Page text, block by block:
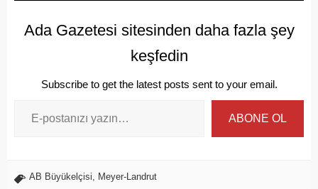
Ada Gazetesi sitesinden daha fazla şey
keşfedin
Subscribe to get the latest posts sent to your email.
ABONE OL
AB Büyükelçisi Meyer-Landrut